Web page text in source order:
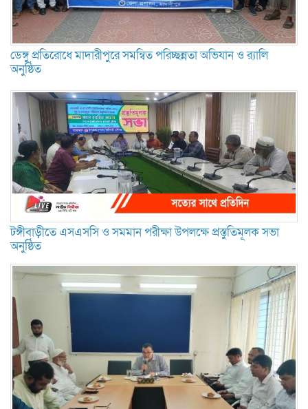
ডেঙ্গু প্রতিরোধে মাদারীপুরে সমন্বিত পরিচ্ছন্নতা অভিযান ও র‍্যালি
অনুষ্ঠিত
টঙ্গীবাড়ীতে এসএসসি ও সমমান পরীক্ষা উপলক্ষে প্রস্তুতিমূলক সভা
অনুষ্ঠিত